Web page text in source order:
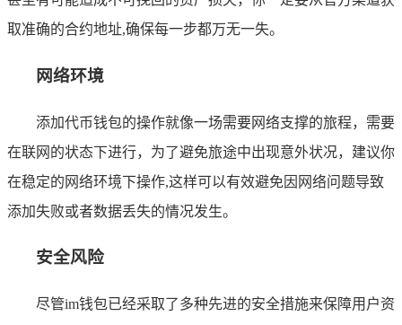
取准确的合约地址,确保每一步都万无一失。
网络环境
添加代币钱包的操作就像一场需要网络支撑的旅程，需要
在联网的状态下进行，为了避免旅途中出现意外状况，建议你
在稳定的网络环境下操作,这样可以有效避免因网络问题导致
添加失败或者数据丢失的情况发生。
安全风险
尽管im钱包已经采取了多种先进的安全措施来保障用户资